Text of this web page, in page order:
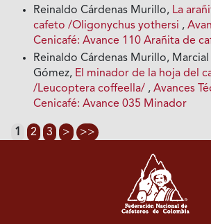
Reinaldo Cárdenas Murillo, La
cafeto /Oligonychus yothersi ,
Cenicafé: Avance 110 Arañita de
Reinaldo Cárdenas Murillo, Marcial
Gómez, El minador de la hoja del
/Leucoptera coffeella/ ,Avances
Cenicafé: Avance 035 Minador
1 2 3 > >>